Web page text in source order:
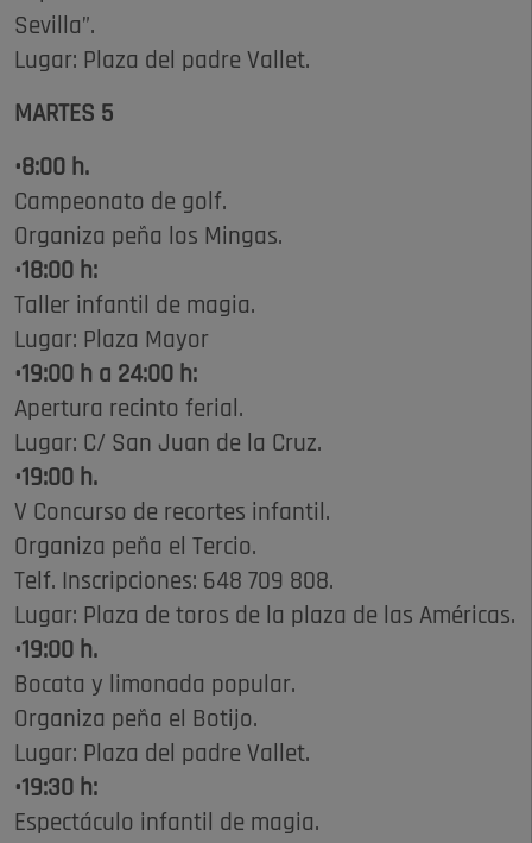
Sevilla”.
Lugar: Plaza del padre Vallet.
MARTES 5
•8:00 h.
Campeonato de golf.
Organiza peña los Mingas.
•18:00 h:
Taller infantil de magia.
Lugar: Plaza Mayor
•19:00 h a 24:00 h:
Apertura recinto ferial.
Lugar: C/ San Juan de la Cruz.
•19:00 h.
V Concurso de recortes infantil.
Organiza peña el Tercio.
Telf. Inscripciones: 648 709 808.
Lugar: Plaza de toros de la plaza de las Américas.
•19:00 h.
Bocata y limonada popular.
Organiza peña el Botijo.
Lugar: Plaza del padre Vallet.
•19:30 h:
Espectáculo infantil de magia.